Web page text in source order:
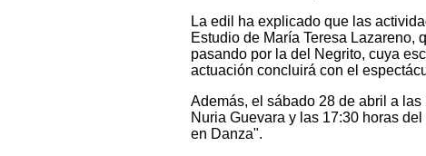
La edil ha explicado que las
Estudio de María Teresa Lazareno,
pasando por la del Negrito, cuya
actuación concluirá con el
Además, el sábado 28 de abril a
Nuria Guevara y las 17:30 horas
en Danza".